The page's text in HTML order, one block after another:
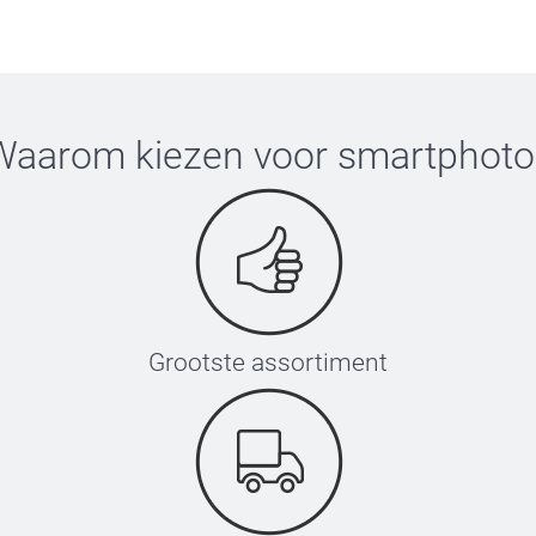
kiezen voor smartphoto
Grootste assortiment